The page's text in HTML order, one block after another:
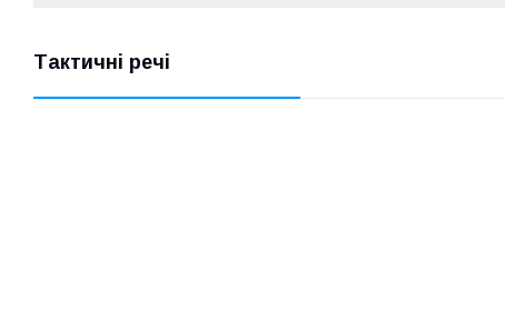
Тактичні речі